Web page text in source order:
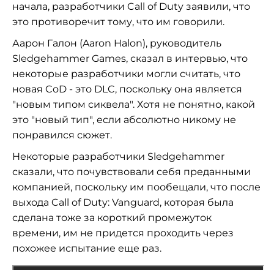
начала, разработчики Call of Duty заявили, что
это противоречит тому, что им говорили.
Аарон Галон (Aaron Halon), руководитель
Sledgehammer Games, сказал в интервью, что
некоторые разработчики могли считать, что
новая CoD - это DLC, поскольку она является
"новым типом сиквела". Хотя не понятно, какой
это "новый тип", если абсолютно никому не
понравился сюжет.
Некоторые разработчики Sledgehammer
сказали, что почувствовали себя преданными
компанией, поскольку им пообещали, что после
выхода Call of Duty: Vanguard, которая была
сделана тоже за короткий промежуток
времени, им не придется проходить через
похожее испытание еще раз.